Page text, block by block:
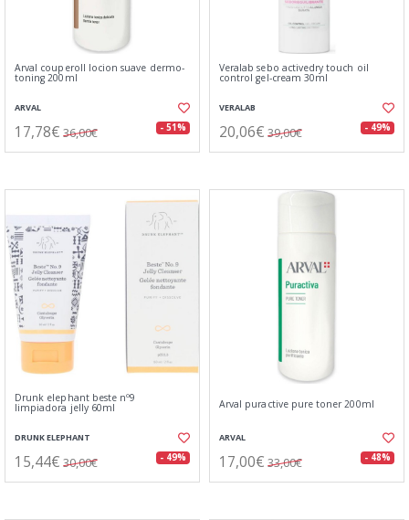
Arval couperoll locion suave dermo-
toning 200ml
ARVAL
17,78€ 36,00€ - 51%
Veralab sebo activedry touch oil
control gel-cream 30ml
VERALAB
20,06€ 39,00€ - 49%
Drunk elephant beste nº9
limpiadora jelly 60ml
DRUNK ELEPHANT
15,44€ 30,00€ - 49%
Arval puractive pure toner 200ml
ARVAL
17,00€ 33,00€ - 48%